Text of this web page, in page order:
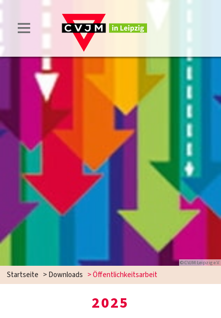
© CVJM Leipzig e.V.
Startseite >Downloads >Öffentlichkeitsarbeit
2025